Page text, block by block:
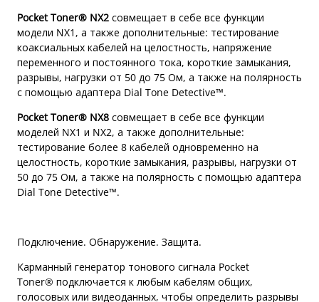
Pocket Toner® NX2 совмещает в себе все функции
модели NX1, а также дополнительные: тестирование
коаксиальных кабелей на целостность, напряжение
переменного и постоянного тока, короткие замыкания,
разрывы, нагрузки от 50 до 75 Ом, а также на полярность
с помощью адаптера Dial Tone Detective™.
Pocket Toner® NX8 совмещает в себе все функции
моделей NX1 и NX2, а также дополнительные:
тестирование более 8 кабелей одновременно на
целостность, короткие замыкания, разрывы, нагрузки от
50 до 75 Ом, а также на полярность с помощью адаптера
Dial Tone Detective™.
Подключение. Обнаружение. Защита.
Карманный генератор тонового сигнала Pocket
Toner® подключается к любым кабелям общих,
голосовых или видеоданных, чтобы определить разрывы